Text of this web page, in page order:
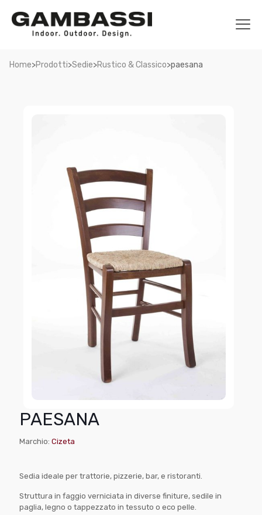
Home>Prodotti>Sedie>Rustico & Classico>paesana
PAESANA
Marchio: Cizeta
Sedia ideale per trattorie, pizzerie, bar, e ristoranti.
Struttura in faggio verniciata in diverse finiture, sedile in
paglia, legno o tappezzato in tessuto o eco pelle.